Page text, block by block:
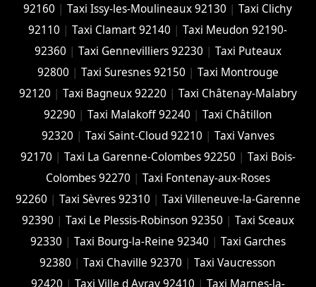
92160 |Taxi Issy-les-Moulineaux 92130 |Taxi Clichy
92110 |Taxi Clamart 92140 |Taxi Meudon 92190-
92360 | Taxi Gennevilliers 92230 | Taxi Puteaux
92800 | Taxi Suresnes 92150 | Taxi Montrouge
92120 | Taxi Bagneux 92220 | Taxi Châtenay-Malabry
92290 | Taxi Malakoff 92240 | Taxi Châtillon
92320 | Taxi Saint-Cloud 92210 | Taxi Vanves
92170 | Taxi La Garenne-Colombes 92250 | Taxi Bois-
Colombes 92270 | Taxi Fontenay-aux-Roses
92260 | Taxi Sèvres 92310 | Taxi Villeneuve-la-Garenne
92390 | Taxi Le Plessis-Robinson 92350 | Taxi Sceaux
92330 | Taxi Bourg-la-Reine 92340 | Taxi Garches
92380 |Taxi Chaville 92370 |Taxi Vaucresson
92420 | Taxi Ville d Avray 92410 | Taxi Marnes-la-